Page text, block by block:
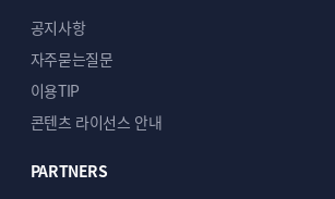
공지사항
자주묻는질문
이용TIP
콘텐츠 라이선스 안내
PARTNERS